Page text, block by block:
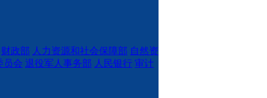
财政部 人力资源和社会保障部 自然资
员会 退役军人事务部 人民银行 审计